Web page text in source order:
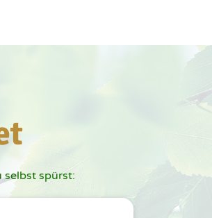
selbst spürst: